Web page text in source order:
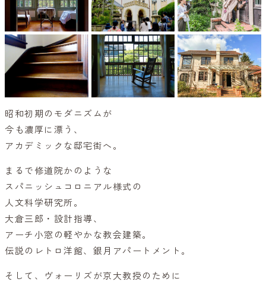
昭和初期のモダニズムが
今も濃厚に漂う、
アカデミックな邸宅街へ。
まるで修道院かのような
スパニッシュコロニアル様式の
人文科学研究所。
大倉三郎・設計指導、
アーチ小窓の軽やかな教会建築。
伝説のレトロ洋館、銀月アパートメント。
そして、ヴォーリズが京大教授のために